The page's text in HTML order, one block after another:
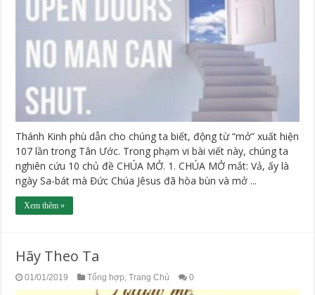
Thánh Kinh phù dẫn cho chúng ta biết, động từ “mở” xuất hiện
107 lần trong Tân Ước. Trong phạm vi bài viết này, chúng ta
nghiên cứu 10 chủ đề CHÚA MỞ. 1. CHÚA MỞ mắt: Vả, ấy là
ngày Sa-bát mà Đức Chúa Jêsus đã hòa bùn và mở ...
Xem thêm »
Hãy Theo Ta
01/01/2019 Tổng hợp,Trang Chủ 0